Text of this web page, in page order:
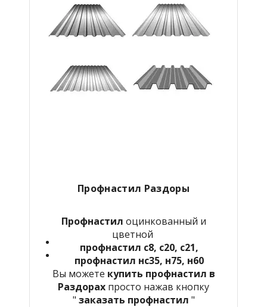
Профнастил Раздоры
Профнастил оцинкованный и
цветной
профнастил с8, с20, с21,
профнастил нс35, н75, н60
Вы можете купить профнастил в
Раздорах просто нажав кнопку
" заказать профнастил "